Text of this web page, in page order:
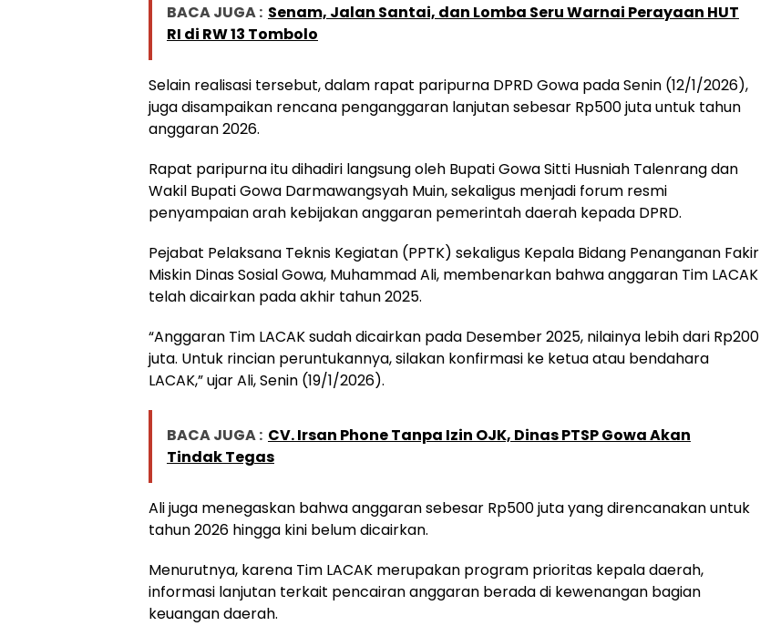
BACA JUGA : Senam, Jalan Santai, dan Lomba Seru Warnai Perayaan HUT
RI di RW 13 Tombolo
Selain realisasi tersebut, dalam rapat paripurna DPRD Gowa pada Senin (12/1/2026),
juga disampaikan rencana penganggaran lanjutan sebesar Rp500 juta untuk tahun
anggaran 2026.
Rapat paripurna itu dihadiri langsung oleh Bupati Gowa Sitti Husniah Talenrang dan
Wakil Bupati Gowa Darmawangsyah Muin, sekaligus menjadi forum resmi
penyampaian arah kebijakan anggaran pemerintah daerah kepada DPRD.
Pejabat Pelaksana Teknis Kegiatan (PPTK) sekaligus Kepala Bidang Penanganan Fakir
Miskin Dinas Sosial Gowa, Muhammad Ali, membenarkan bahwa anggaran Tim LACAK
telah dicairkan pada akhir tahun 2025.
“Anggaran Tim LACAK sudah dicairkan pada Desember 2025, nilainya lebih dari Rp200
juta. Untuk rincian peruntukannya, silakan konfirmasi ke ketua atau bendahara
LACAK,” ujar Ali, Senin (19/1/2026).
BACA JUGA : CV. Irsan Phone Tanpa Izin OJK, Dinas PTSP Gowa Akan
Tindak Tegas
Ali juga menegaskan bahwa anggaran sebesar Rp500 juta yang direncanakan untuk
tahun 2026 hingga kini belum dicairkan.
Menurutnya, karena Tim LACAK merupakan program prioritas kepala daerah,
informasi lanjutan terkait pencairan anggaran berada di kewenangan bagian
keuangan daerah.